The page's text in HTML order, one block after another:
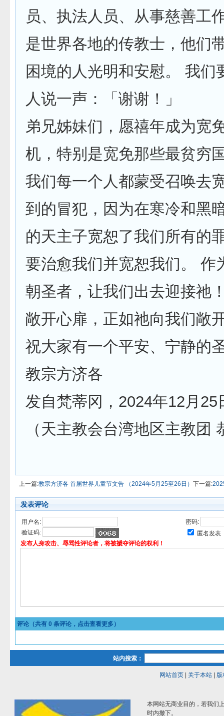
员、执法人员、从事慈善工
是世界各地的传教士，他们
困境的人光明和安慰。 我们
人说一声：「谢谢！」
弟兄姊妹们，愿禧年成为宽
机，特别是宽免那些最贫穷
我们每一个人都蒙受召唤去
到的冒犯，因为在寒冷和黑
的天主子宽恕了我们所有的
要治愈我们并宽恕我们。 作
朝圣者，让我们出去迎接祂
敞开心扉，正如祂向我们敞
祝大家有一个平安、宁静的
教宗方济各
发自梵蒂冈，2024年12月25
（天主教会台湾地区主教团
上一篇:教宗方济各 首届世界儿童节文告 （2024年5月25至26日） 下一篇:
发表评论
用户名:
密码:
验证码:
匿名发表
发布人身攻击、辱骂性评论者，将被褫夺评论的权利！
评论（共有 0 条评论，点击查看更多）
站内搜索：
网站首页| 关于本站| 版
本网站无商业目的，若我们
时内撤下。